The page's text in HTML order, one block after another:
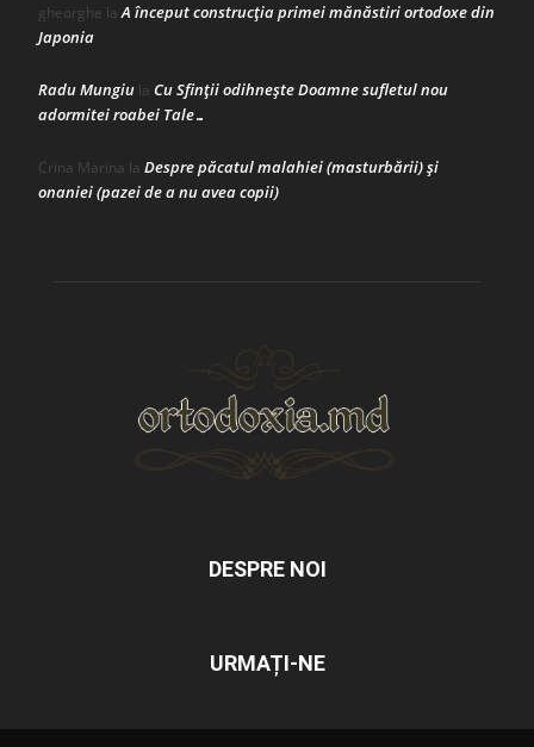
gheorghe laA început construcţia primei mănăstiri ortodoxe din
Japonia
Radu Mungiu la Cu Sfinții odihnește Doamne sufletul nou
adormitei roabei Tale…
Crina Marina la Despre păcatul malahiei (masturbării) şi
onaniei (pazei de a nu avea copii)
DESPRE NOI
URMAȚI-NE